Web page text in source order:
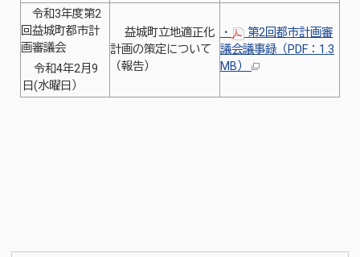
令和3年度第2
回益城町都市計
画審議会
令和4年2月9
日(水曜日）
益城町立地適正化
計画の策定について
（報告）
・
第2回都市計画審
議会議事録（PDF：1.3
MB）